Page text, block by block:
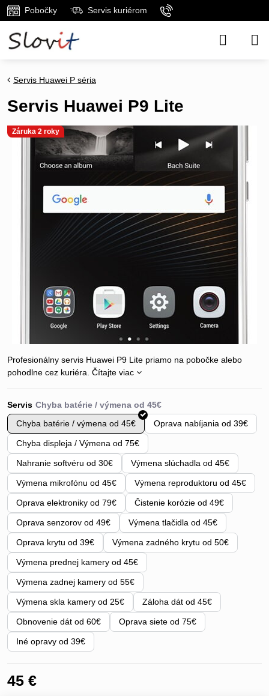
Pobočky Servis kuriérom
Záruka 2 roky
Servis Huawei P séria
Servis Huawei P9 Lite
Profesionálny servis Huawei P9 Lite priamo na pobočke alebo
pohodlne cez kuriéra. Čítajte viac
Servis
Chyba batérie / výmena od 45€
Oprava nabíjania od 39€
Chyba displeja / Výmena od 75€
Nahranie softvéru od 30€ Výmena slúchadla od 45€
Výmena mikrofónu od 45€ Výmena reproduktoru od 45€
Oprava elektroniky od 79€ Čistenie korózie od 49€
Oprava senzorov od 49€ Výmena tlačidla od 45€
Oprava krytu od 39€ Výmena zadného krytu od 50€
Výmena prednej kamery od 45€
Výmena zadnej kamery od 55€
Výmena skla kamery od 25€ Záloha dát od 45€
Obnovenie dát od 60€ Oprava siete od 75€
Iné opravy od 39€
45 €